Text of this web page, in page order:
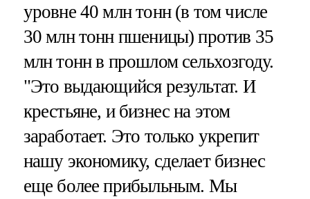
уровне 40 млн тонн (в том числе
30 млн тонн пшеницы) против 35
млн тонн в прошлом сельхозгоду.
"Это выдающийся результат. И
крестьяне, и бизнес на этом
заработает. Это только укрепит
нашу экономику, сделает бизнес
еще более прибыльным. Мы